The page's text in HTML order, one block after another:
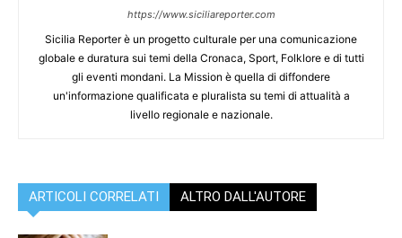
https://www.siciliareporter.com
Sicilia Reporter è un progetto culturale per una comunicazione
globale e duratura sui temi della Cronaca, Sport, Folklore e di tutti
gli eventi mondani. La Mission è quella di diffondere
un'informazione qualificata e pluralista su temi di attualità a
livello regionale e nazionale.
ARTICOLI CORRELATI ALTRO DALL'AUTORE